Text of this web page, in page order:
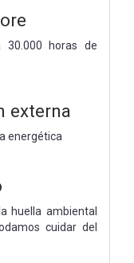
30.000 horas de
externa
energética
huella ambiental
cuidar del